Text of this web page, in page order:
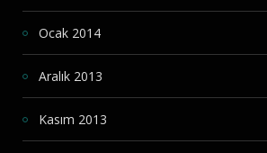
Ocak 2014
Aralık 2013
Kasım 2013